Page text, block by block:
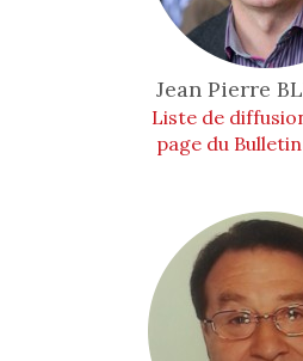
Jean Pierre
Liste de
page du